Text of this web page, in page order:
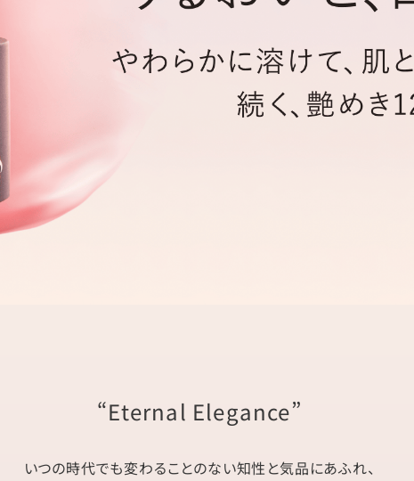
“Eternal Elegance”
いつの時代でも変わることのない知性と気品にあふれ、